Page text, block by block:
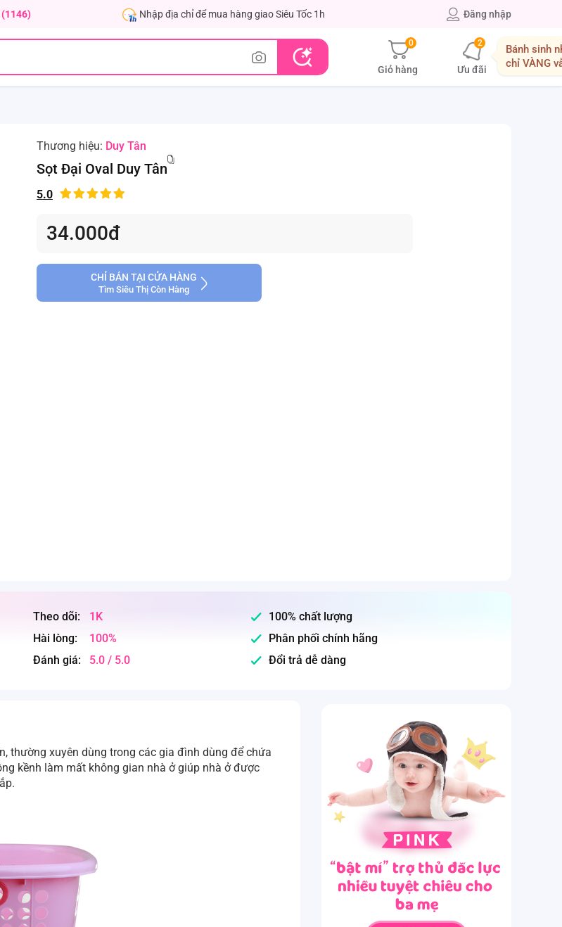
(1146) Nhập địa chỉ để mua hàng giao Siêu Tốc 1h Đăng nhập
0
Giỏ hàng
2
Ưu đãi
Bánh sinh
chỉ VÀNG
Thương hiệu: Duy Tân
Sọt Đại Oval Duy Tân
5.0
34.000đ
CHỈ BÁN TẠI CỬA HÀNG
Tìm Siêu Thị Còn Hàng
Theo dõi:
1K
Hài lòng:
100%
Đánh giá:
5.0 / 5.0
100% chất lượng
Phân phối chính hãng
Đổi trả dễ dàng
thường xuyên dùng trong các gia đình dùng để chứa
kềnh làm mất không gian nhà ở giúp nhà ở được